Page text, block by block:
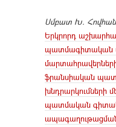
Սմբատ Խ.
Երկրորդ
պատմագիտական
ֆրանսիական
խնդրարկումների
պատմական
ապագաղութացման